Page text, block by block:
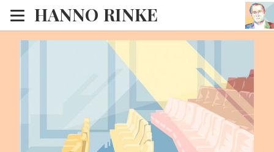
HANNO RINKE
Heim
EISINSEL
Sonntagspredigten
Blog
Lesesaal